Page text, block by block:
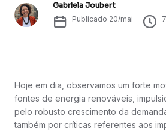
Gabriela Joubert
Publicado 20/mai 7
Hoje em dia, observamos um forte
fontes de energia renováveis,
pelo robusto crescimento da
também por críticas referentes aos